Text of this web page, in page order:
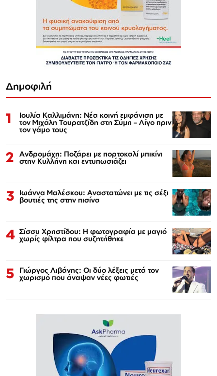
Δημοφιλή
1 Ιουλία Καλλιμάνη: Νέα κοινή εμφάνιση με
τον Μιχάλη Τουρατζίδη στη Σύμη – Λίγο πριν
τον γάμο τους
2 Ανδρομάχη: Ποζάρει με πορτοκαλί μπικίνι
στην Κυλλήνη και εντυπωσιάζει
3 Ιωάννα Μαλέσκου: Αναστατώνει με τις σέξι
βουτιές της στην πισίνα
4 Σίσσυ Χρηστίδου: Η φωτογραφία με μαγιό
χωρίς φίλτρα που συζητήθηκε
5 Γιώργος Λιβάνης: Οι δύο λέξεις μετά τον
χωρισμό που άναψαν νέες φωτιές